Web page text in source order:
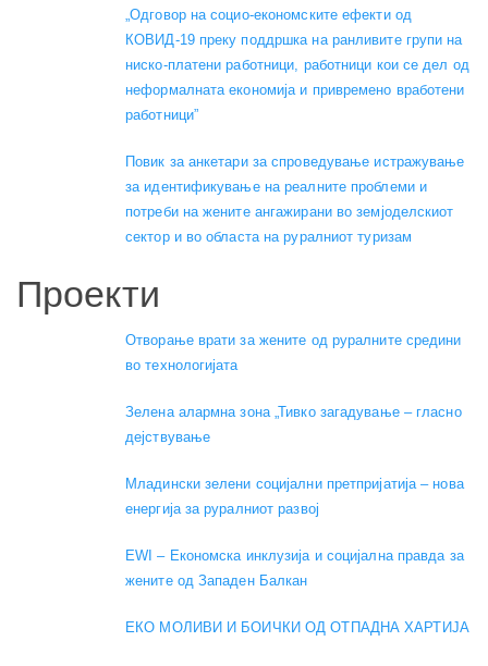
„Одговор на социо-економските ефекти од
КОВИД-19 преку поддршка на ранливите групи на
ниско-платени работници, работници кои се дел од
неформалната економија и привремено вработени
работници”
Повик за анкетари за спроведување истражување
за идентификување на реалните проблеми и
потреби на жените ангажирани во земјоделскиот
сектор и во областа на руралниот туризам
Проекти
Отворање врати за жените од руралните средини
во технологијата
Зелена алармна зона „Тивко загадување – гласно
дејствување
Младински зелени социјални претпријатија – нова
енергија за руралниот развој
EWI – Економска инклузија и социјална правда за
жените од Западен Балкан
ЕКО МОЛИВИ И БОИЧКИ ОД ОТПАДНА ХАРТИЈА